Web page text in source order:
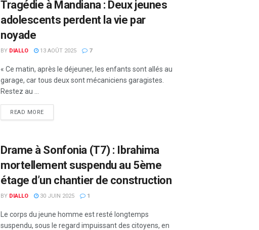
Tragédie à Mandiana : Deux jeunes
adolescents perdent la vie par
noyade
BY DIALLO 13 AOÛT 2025 7
« Ce matin, après le déjeuner, les enfants sont allés au
garage, car tous deux sont mécaniciens garagistes.
Restez au ...
READ MORE
Drame à Sonfonia (T7) : Ibrahima
mortellement suspendu au 5ème
étage d’un chantier de construction
BY DIALLO 30 JUIN 2025 1
Le corps du jeune homme est resté longtemps
suspendu, sous le regard impuissant des citoyens, en